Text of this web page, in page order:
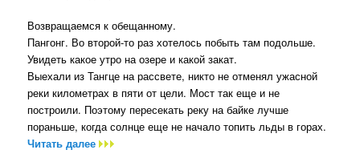
Возвращаемся к обещанному.
Пангонг. Во второй-то раз хотелось побыть там подольше.
Увидеть какое утро на озере и какой закат.
Выехали из Тангце на рассвете, никто не отменял ужасной
реки километрах в пяти от цели. Мост так еще и не
построили. Поэтому пересекать реку на байке лучше
пораньше, когда солнце еще не начало топить льды в горах.
Читать далее